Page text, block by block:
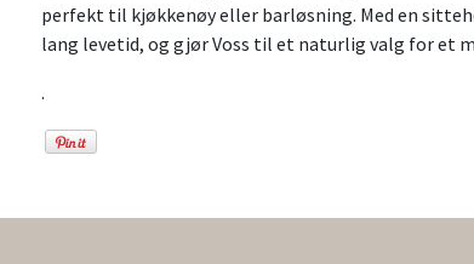
perfekt til kjøkkenøy eller barløsning. Med en
lang levetid, og gjør Voss til et naturlig valg for et
.